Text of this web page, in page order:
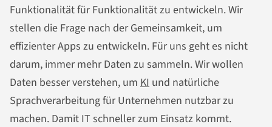
Funktionalität für Funktionalität zu entwickeln. Wir
stellen die Frage nach der Gemeinsamkeit, um
effizienter Apps zu entwickeln. Für uns geht es nicht
darum, immer mehr Daten zu sammeln. Wir wollen
Daten besser verstehen, um KI und natürliche
Sprachverarbeitung für Unternehmen nutzbar zu
machen. Damit IT schneller zum Einsatz kommt.